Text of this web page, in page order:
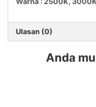
Ulasan (0)
Anda